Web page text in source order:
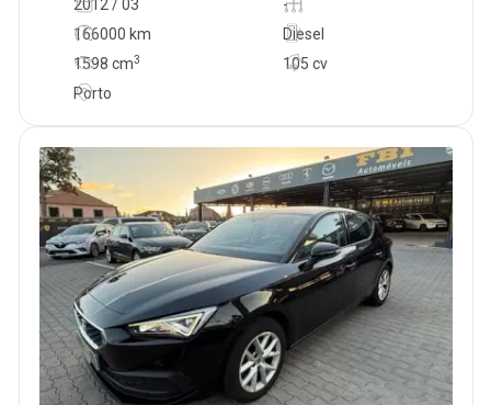
2012 / 03
-
166000 km
105 cv
Diesel
1598 cm3
Porto